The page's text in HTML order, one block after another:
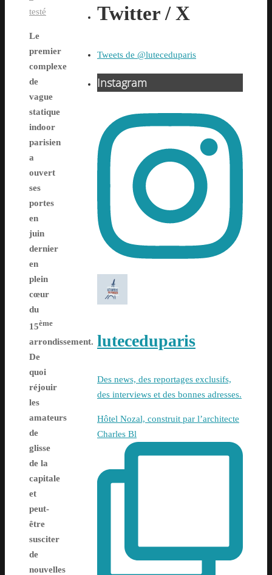
testé
Le
premier
complexe
de
vague
statique
indoor
parisien
a
ouvert
ses
portes
en
juin
dernier
en
plein
cœur
du
15ème
arrondissement.
De
quoi
réjouir
les
amateurs
de
glisse
de la
capitale
et
peut-
être
susciter
de
nouvelles
Twitter / X
Tweets de @luteceduparis
Instagram
luteceduparis
Des news, des reportages exclusifs,
des interviews et des bonnes adresses.
Hôtel Nozal, construit par l’architecte
Charles Bl